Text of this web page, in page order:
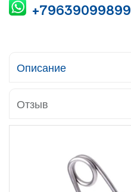
+79639099899
Описание
Отзыв